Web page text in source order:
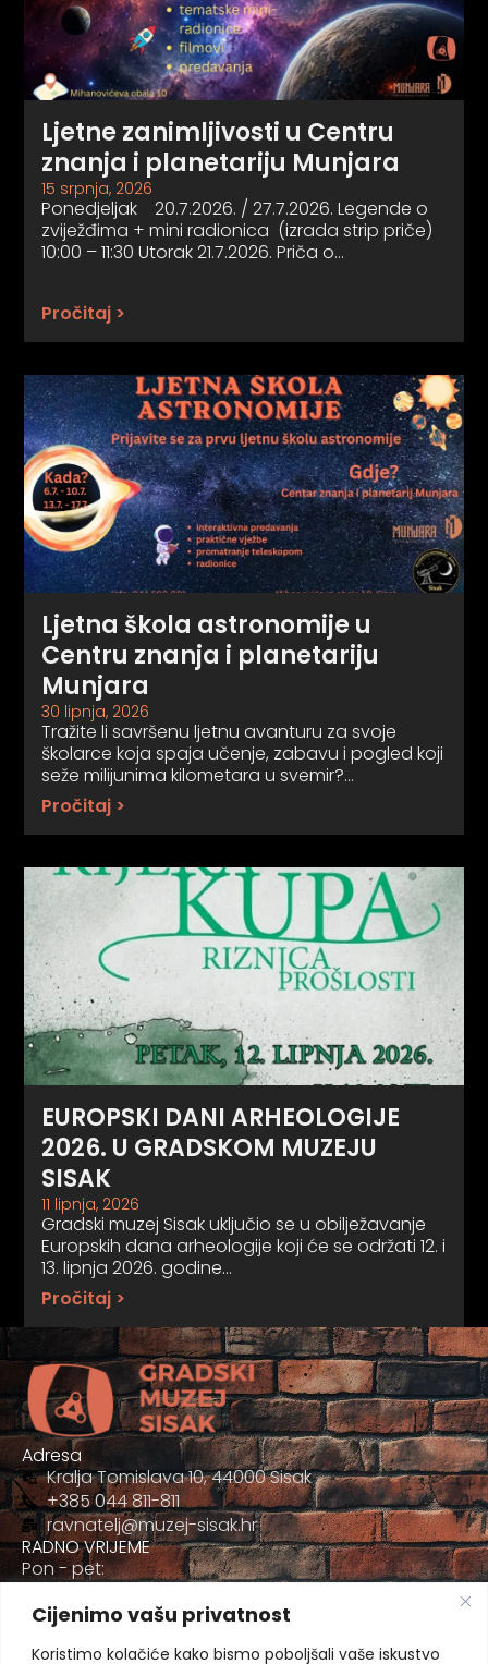
Cijenimo vašu privatnost
Koristimo kolačiće kako bismo poboljšali vaše iskustvo
Ljetne zanimljivosti u Centru
znanja i planetariju Munjara
15 srpnja, 2026
Ponedjeljak 20.7.2026. / 27.7.2026. Legende o
zviježđima + mini radionica (izrada strip priče)
10:00 – 11:30 Utorak 21.7.2026. Priča o…
Pročitaj >
Ljetna škola astronomije u
Centru znanja i planetariju
Munjara
30 lipnja, 2026
Tražite li savršenu ljetnu avanturu za svoje
školarce koja spaja učenje, zabavu i pogled koji
seže milijunima kilometara u svemir?…
Pročitaj >
EUROPSKI DANI ARHEOLOGIJE
2026. U GRADSKOM MUZEJU
SISAK
11 lipnja, 2026
Gradski muzej Sisak uključio se u obilježavanje
Europskih dana arheologije koji će se održati 12. i
13. lipnja 2026. godine…
Pročitaj >
Adresa
Kralja Tomislava 10, 44000 Sisak
+385 044 811-811
ravnatelj@muzej-sisak.hr
RADNO VRIJEME
Pon - pet:
Sub